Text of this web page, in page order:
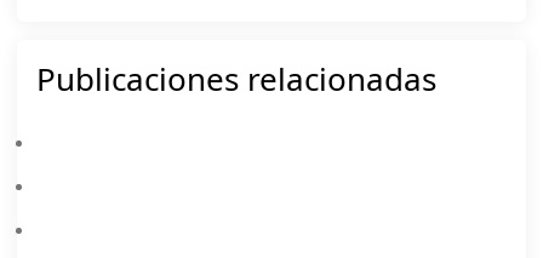
Publicaciones relacionadas